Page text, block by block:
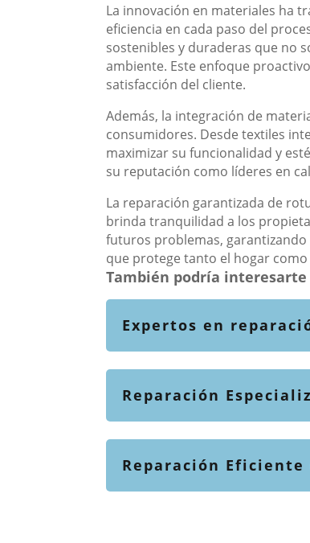
La innovación en materiales ha
eficiencia en cada paso del
sostenibles y duraderas que no
ambiente. Este enfoque
satisfacción del cliente.
Además, la integración de
consumidores. Desde textiles
maximizar su funcionalidad y
su reputación como líderes en
La reparación garantizada de
brinda tranquilidad a los
futuros problemas,
que protege tanto el hogar
También podría interesarte
Expertos en
Reparación
Reparación